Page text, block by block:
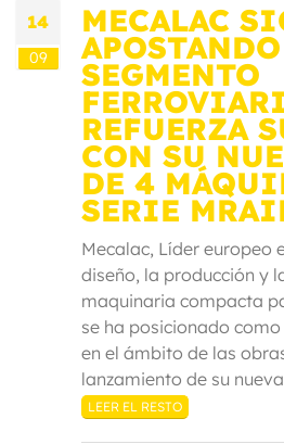
14
09
MECALAC
SEGMENTO
REFUERZA
CON SU
DE 4
SERIE
Mecalac, Líder europeo
diseño, la producción y
maquinaria compacta
se ha posicionado
en el ámbito de las
lanzamiento de su
LEER EL RESTO